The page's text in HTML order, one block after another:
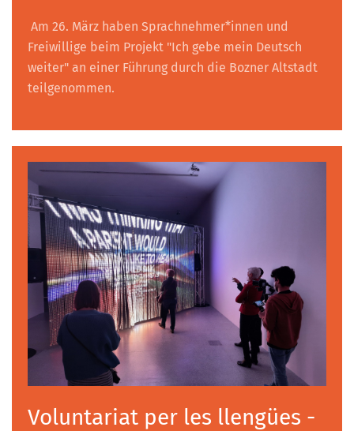
Am 26. März haben Sprachnehmer*innen und
Freiwillige beim Projekt "Ich gebe mein Deutsch
weiter" an einer Führung durch die Bozner Altstadt
teilgenommen.
Voluntariat per les llengües -